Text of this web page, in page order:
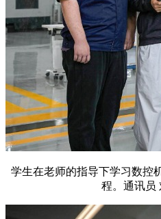
学生在老师的指导下学习数控
程。通讯员